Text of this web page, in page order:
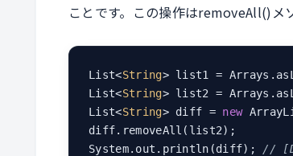
ことです。この操作はremoveAll()メ
List<String> list1 =
List<String> list2 =
List<String> diff = new
diff.removeAll(list2);
System.out.println(diff); //